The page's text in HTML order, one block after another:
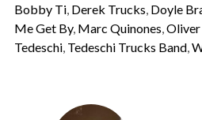
Bobby Ti, Derek Trucks, Doyle
Me Get By, Marc Quinones,
Tedeschi, Tedeschi Trucks Band,